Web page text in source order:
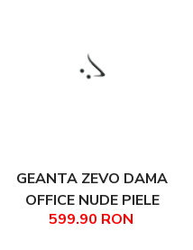
GEANTA ZEVO DAMA
OFFICE NUDE PIELE
NATURALA DARINA
599.90 RON